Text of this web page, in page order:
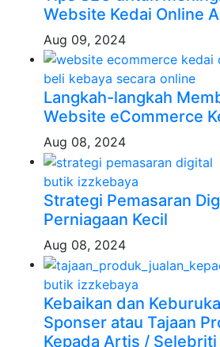
Website Kedai Online
Aug 09, 2024
beli kebaya secara online
Langkah-langkah
Website eCommerce
Aug 08, 2024
butik izzkebaya
Strategi Pemasaran
Perniagaan Kecil
Aug 08, 2024
butik izzkebaya
Kebaikan dan
Sponser atau Tajaan
Kepada Artis / Selebriti